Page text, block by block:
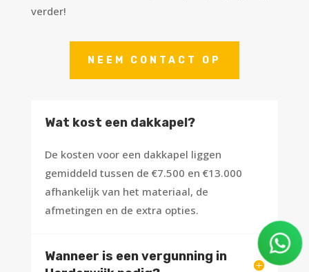
verder!
NEEM CONTACT OP
Wat kost een dakkapel?
De kosten voor een dakkapel liggen
gemiddeld tussen de €7.500 en €13.000
afhankelijk van het materiaal, de
afmetingen en de extra opties.
Wanneer is een vergunning in